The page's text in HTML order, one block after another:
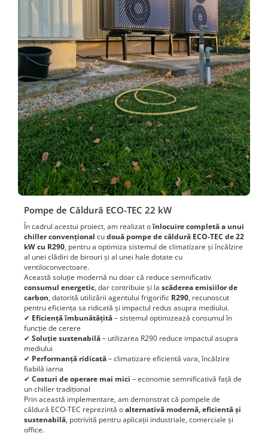
Pompe de Căldură ECO-TEC 22 kW
În cadrul acestui proiect, am realizat oînlocuire completă a unui
chiller convențional cudouă pompe de căldură ECO-TEC de 22
kW cu R290, pentru a optimiza sistemul de climatizare și încălzire
al unei clădiri de birouri și al unei hale dotate cu
ventiloconvectoare.
Această soluție modernă nu doar că reduce semnificativ
consumul energetic, dar contribuie și la scăderea emisiilor de
carbon, datorită utilizării agentului frigorific R290, recunoscut
pentru eficiența sa ridicată și impactul redus asupra mediului.
✔ Eficiență îmbunătățită– sistemul optimizează consumul în
funcție de cerere
✔ Soluție sustenabilă– utilizarea R290 reduce impactul asupra
mediului
✔ Performanță ridicată– climatizare eficientă vara, încălzire
fiabilă iarna
✔ Costuri de operare mai mici – economie semnificativă față de
un chiller tradițional
Prin această implementare, am demonstrat că pompele de
căldură ECO-TEC reprezintă oalternativă modernă, eficientă și
sustenabilă, potrivită pentru aplicații industriale, comerciale și
office.